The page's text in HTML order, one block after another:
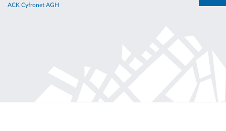
ACK Cyfronet AGH